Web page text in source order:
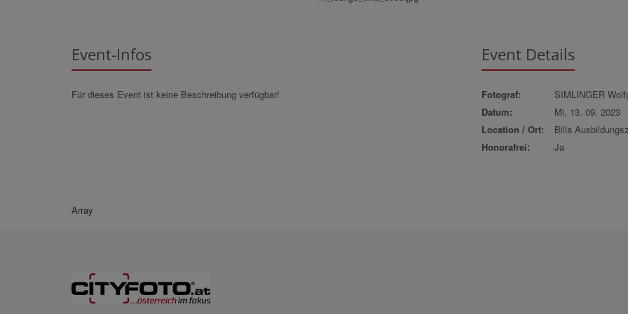
Event-Infos
Für dieses Event ist keine Beschreibung verfügbar!
Event Details
Fotograf:
SIMLINGER
Datum:
Mi, 13. 09. 2023
Location / Ort:
Billa
Honorafrei:
Ja
Array